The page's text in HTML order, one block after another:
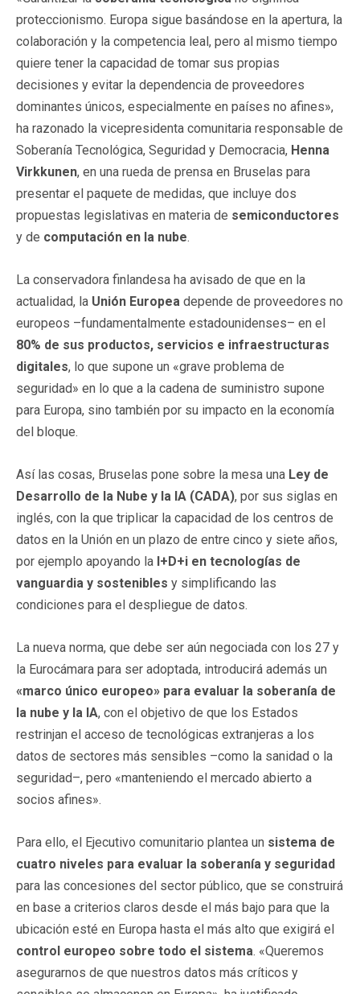
proteccionismo. Europa sigue basándose en la apertura, la
colaboración y la competencia leal, pero al mismo tiempo
quiere tener la capacidad de tomar sus propias
decisiones y evitar la dependencia de proveedores
dominantes únicos, especialmente en países no afines»,
ha razonado la vicepresidenta comunitaria responsable de
Soberanía Tecnológica, Seguridad y Democracia, Henna
Virkkunen, en una rueda de prensa en Bruselas para
presentar el paquete de medidas, que incluye dos
propuestas legislativas en materia de semiconductores
y de computación en la nube.
La conservadora finlandesa ha avisado de que en la
actualidad, la Unión Europea depende de proveedores no
europeos –fundamentalmente estadounidenses– en el
80% de sus productos, servicios e infraestructuras
digitales, lo que supone un «grave problema de
seguridad» en lo que a la cadena de suministro supone
para Europa, sino también por su impacto en la economía
del bloque.
Así las cosas, Bruselas pone sobre la mesa una Ley de
Desarrollo de la Nube y la IA (CADA), por sus siglas en
inglés, con la que triplicar la capacidad de los centros de
datos en la Unión en un plazo de entre cinco y siete años,
por ejemplo apoyando la I+D+i en tecnologías de
vanguardia y sostenibles y simplificando las
condiciones para el despliegue de datos.
La nueva norma, que debe ser aún negociada con los 27 y
la Eurocámara para ser adoptada, introducirá además un
«marco único europeo» para evaluar la soberanía de
la nube y la IA, con el objetivo de que los Estados
restrinjan el acceso de tecnológicas extranjeras a los
datos de sectores más sensibles –como la sanidad o la
seguridad–, pero «manteniendo el mercado abierto a
socios afines».
Para ello, el Ejecutivo comunitario plantea un sistema de
cuatro niveles para evaluar la soberanía y seguridad
para las concesiones del sector público, que se construirá
en base a criterios claros desde el más bajo para que la
ubicación esté en Europa hasta el más alto que exigirá el
control europeo sobre todo el sistema. «Queremos
asegurarnos de que nuestros datos más críticos y